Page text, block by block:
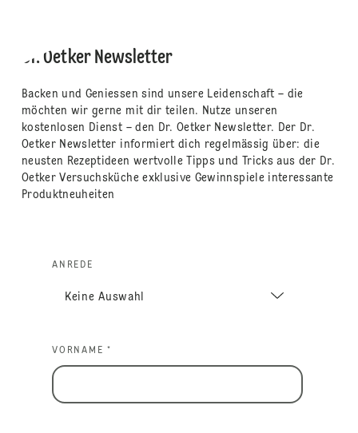
Dr. Oetker Newsletter
Backen und Geniessen sind unsere Leidenschaft – die
möchten wir gerne mit dir teilen. Nutze unseren
kostenlosen Dienst – den Dr. Oetker Newsletter. Der Dr.
Oetker Newsletter informiert dich regelmässig über: die
neusten Rezeptideen wertvolle Tipps und Tricks aus der Dr.
Oetker Versuchsküche exklusive Gewinnspiele interessante
Produktneuheiten
ANREDE
VORNAME *